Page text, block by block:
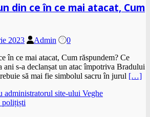
din ce în ce mai atacat, Cum
2023 Admin
0
în ce mai atacat, Cum răspundem? Ce
s-a declanșat un atac împotriva Bradului
să mai fie simbolul sacru în jurul […]